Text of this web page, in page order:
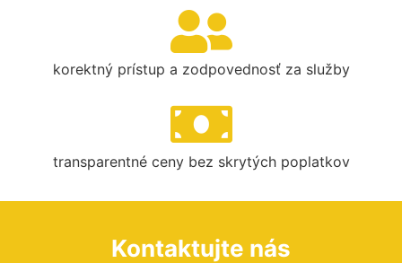
korektný prístup a zodpovednosť za služby
transparentné ceny bez skrytých poplatkov
Kontaktujte nás